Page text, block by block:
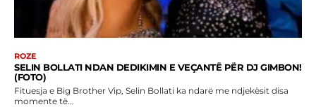
ROZE
SELIN BOLLATI NDAN DEDIKIMIN E VEÇANTË PËR DJ GIMBON!
(FOTO)
Fituesja e Big Brother Vip, Selin Bollati ka ndarë me ndjekësit disa
momente të...